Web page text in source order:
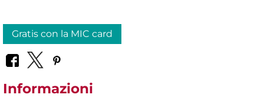
Gratis con la MIC card
Informazioni